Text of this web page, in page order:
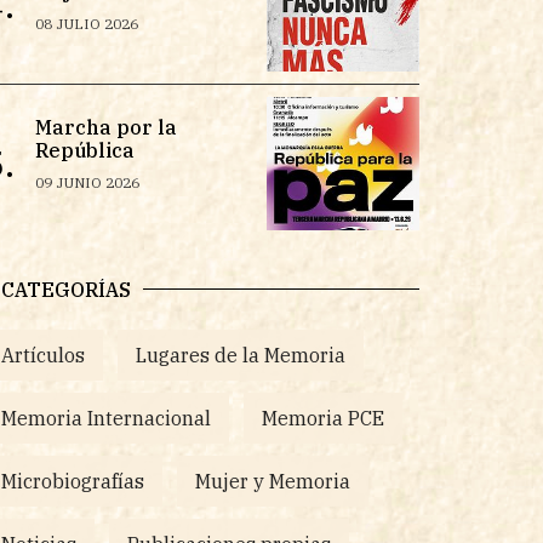
08 JULIO 2026
Marcha por la
República
09 JUNIO 2026
CATEGORÍAS
Artículos Lugares de la Memoria
Memoria Internacional Memoria PCE
Microbiografías Mujer y Memoria